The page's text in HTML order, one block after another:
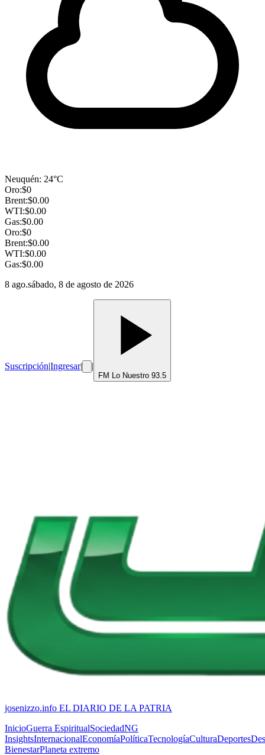
Neuquén: 24°C
Oro:$0
Brent:$0.00
WTI:$0.00
Gas:$0.00
Oro:$0
Brent:$0.00
WTI:$0.00
Gas:$0.00
8 ago.sábado, 8 de agosto de 2026
Suscripción|Ingresar| |
FM Lo Nuestro 93.5
josenizzo.info EL DIARIO DE LA PATRIA
InicioGuerra EspiritualSociedadNG
InsightsInternacionalEconomíaPolíticaTecnologíaCulturaDeportes
BienestarPlaneta extremo